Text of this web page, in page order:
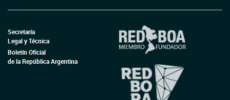
Secretaría
Legal y Técnica
Boletín Oficial
de la República Argentina